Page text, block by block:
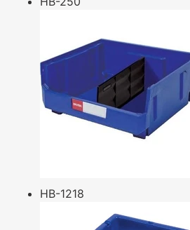
HB-1218